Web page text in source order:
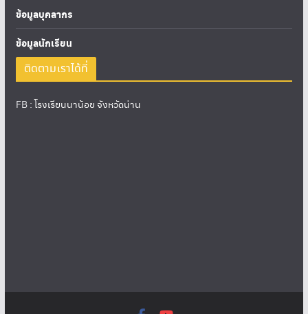
ข้อมูลบุคลากร
ข้อมูลนักเรียน
ติดตามเราได้ที่
FB :โรงเรียนนาน้อย จังหวัดน่าน